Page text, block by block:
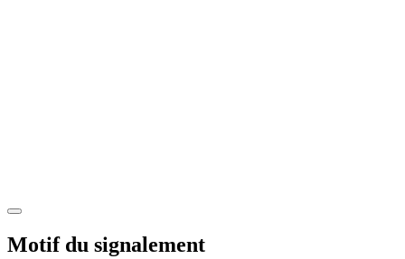
Motif du signalement